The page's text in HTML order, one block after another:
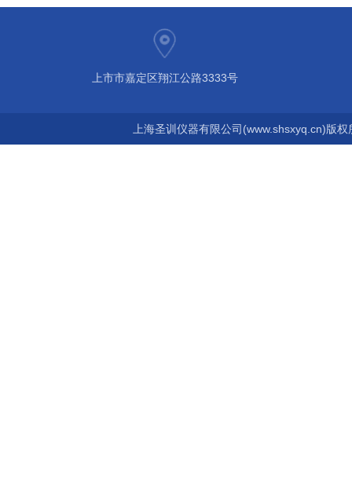
上市市嘉定区翔江公路3333号
上海圣训仪器有限公司(www.shsxyq.cn)版